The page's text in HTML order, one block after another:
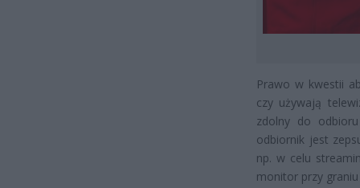
Prawo w kwestii
czy używają
zdolny do
odbiornik jest
np. w celu
monitor przy